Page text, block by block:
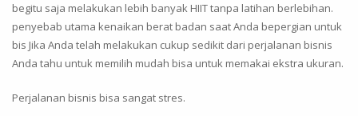
begitu saja melakukan lebih banyak HIIT tanpa latihan berlebihan.
penyebab utama kenaikan berat badan saat Anda bepergian untuk
bis Jika Anda telah melakukan cukup sedikit dari perjalanan bisnis
Anda tahu untuk memilih mudah bisa untuk memakai ekstra ukuran.
Perjalanan bisnis bisa sangat stres.